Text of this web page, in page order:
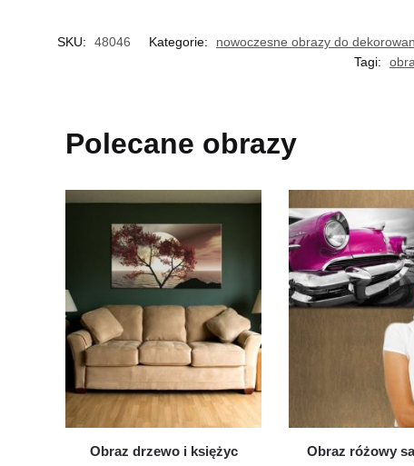
SKU: 48046 Kategorie: nowoczesne obrazy do
Tagi:
Polecane obrazy
Obraz drzewo i księżyc Obraz różowy